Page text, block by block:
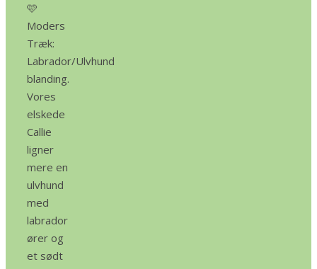
🩷
Moders
Træk:
Labrador/Ulvhund
blanding.
Vores
elskede
Callie
ligner
mere en
ulvhund
med
labrador
ører og
et sødt